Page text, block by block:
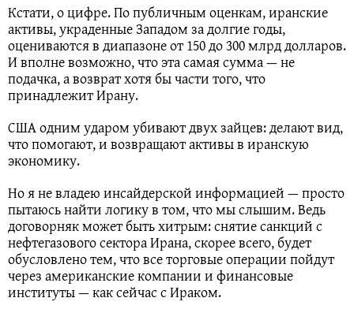
Кстати, о цифре. По публичным оценкам, иранские
активы, украденные Западом за долгие годы,
оцениваются в диапазоне от 150 до 300 млрд долларов.
И вполне возможно, что эта самая сумма — не
подачка, а возврат хотя бы части того, что
принадлежит Ирану.
США одним ударом убивают двух зайцев: делают вид,
что помогают, и возвращают активы в иранскую
экономику.
Но я не владею инсайдерской информацией — просто
пытаюсь найти логику в том, что мы слышим. Ведь
договорняк может быть хитрым: снятие санкций с
нефтегазового сектора Ирана, скорее всего, будет
обусловлено тем, что все торговые операции пойдут
через американские компании и финансовые
институты — как сейчас с Ираком.